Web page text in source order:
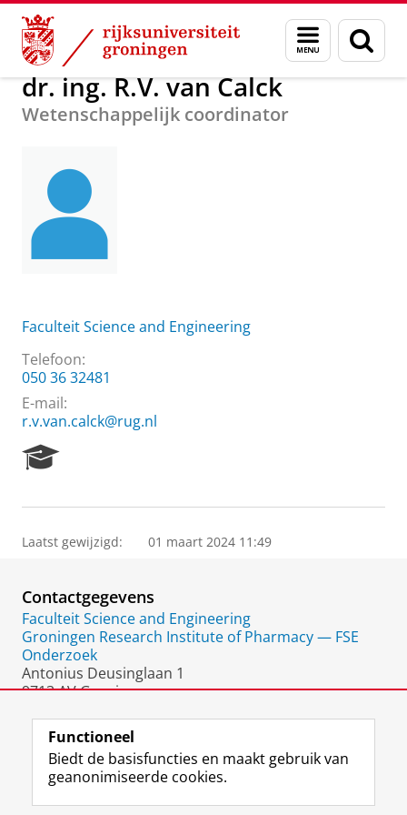
Skip
Content
Skip
Navigation
Menu
en
zoeken
Over ons dr. ing. R.V. van Calck
dr. ing. R.V. van Calck
Wetenschappelijk coordinator
Faculteit Science and Engineering
Telefoon:
050 36 32481
E-mail:
r.v.van.calck@rug.nl
e
r
P
o
r
t
a
l
Laatst gewijzigd: 01 maart 2024 11:49
Contactgegevens
Faculteit Science and Engineering
Groningen Research Institute of Pharmacy — FSE
Onderzoek
Antonius Deusinglaan 1
9713 AV Groningen
Volg de RUG F L R I Y
Functioneel
Biedt de basisfuncties en maakt gebruik van
geanonimiseerde cookies.